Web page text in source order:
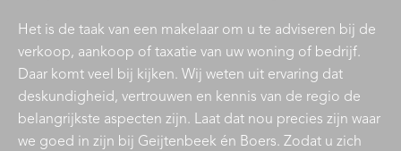
Het is de taak van een makelaar om u te adviseren bij de
verkoop, aankoop of taxatie van uw woning of bedrijf.
Daar komt veel bij kijken. Wij weten uit ervaring dat
deskundigheid, vertrouwen en kennis van de regio de
belangrijkste aspecten zijn. Laat dat nou precies zijn waar
we goed in zijn bij Geijtenbeek én Boers. Zodat u zich